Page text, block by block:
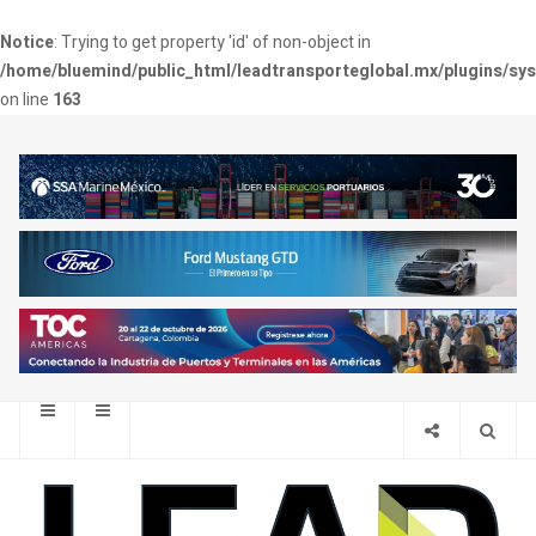
Notice: Trying to get property 'id' of non-object in
/home/bluemind/public_html/leadtransporteglobal.mx/plugins/
on line 163